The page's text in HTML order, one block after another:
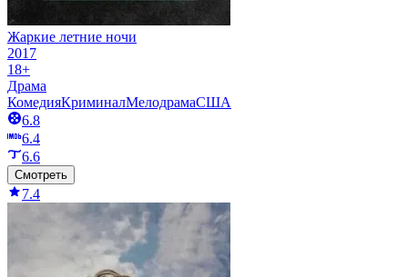
Жаркие летние ночи
2017
18+
Драма
КомедияКриминалМелодрамаСША
6.8
6.4
6.6
Смотреть
7.4